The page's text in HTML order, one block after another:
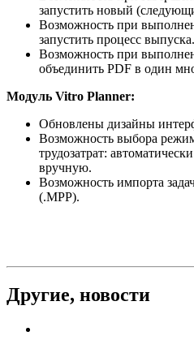
запустить новый
Возможность при
запустить процесс выпуска.
Возможность при
объединить PDF в один
Модуль Vitro Planner:
Обновлены дизайны
Возможность выбора
трудозатрат:
вручную.
Возможность импорта
(.MPP).
Другие, новости